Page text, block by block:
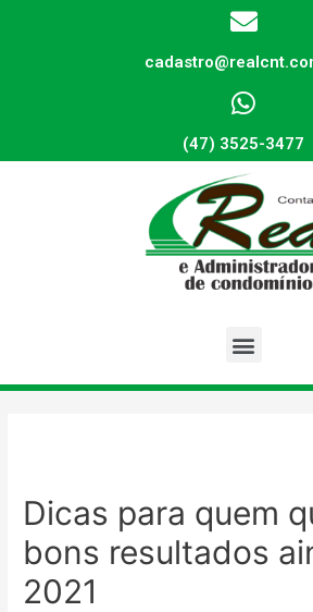
(47) 3525-3477
Dicas para quem
bons resultados
2021